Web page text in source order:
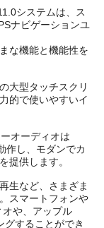
システムは、ス
ナビゲーションユ
な機能と機能性を
大型タッチスクリ
的で使いやすいイ
ーオーディオは
作し、モダンでカ
提供します。
生など、さまざま
スマートフォンや
や、アップル
することができ